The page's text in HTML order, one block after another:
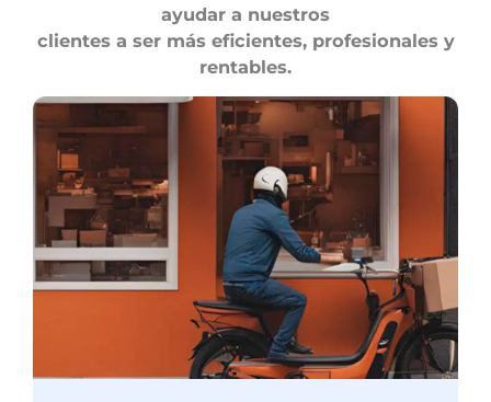
ayudar a nuestros
clientes a ser más eficientes, profesionales y
rentables.